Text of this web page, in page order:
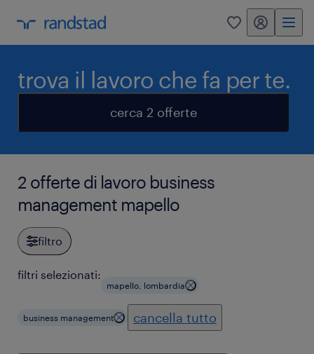
0 my randstad
trova il lavoro che fa per te.
cerca 2 offerte
2 offerte di lavoro business
management mapello
filtro
filtri selezionati:
mapello, lombardia
business management cancella tutto